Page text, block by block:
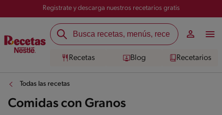
Registrate y descarga nuestros recetarios gratis
Recetas Blog Recetarios
Todas las recetas
Comidas con Granos